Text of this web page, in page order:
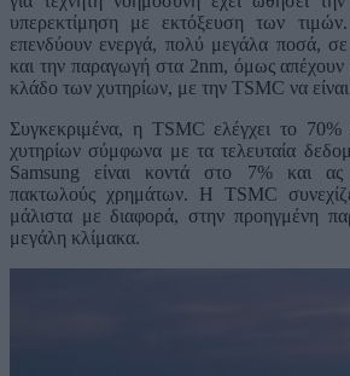
υπερεκτίμηση με εκτόξευση των
επενδύουν ενεργά, πολύ μεγάλα ποσά,
και την παραγωγή στα 2nm, όμως απέχουν
κλάδο των χυτηρίων, με την TSMC να
Συγκεκριμένα, η TSMC ελέγχει το 70%
χυτηρίων σύμφωνα με τα τελευταία
Samsung είναι κοντά στο 7% και ας
πακτωλούς χρημάτων. Η TSMC
μάλιστα με διαφορά, στην προηγμένη
μεγάλη κλίμακα.